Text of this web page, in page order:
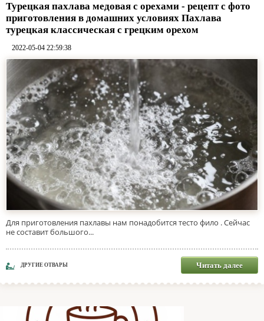
Турецкая пахлава медовая с орехами - рецепт с фото
приготовления в домашних условиях Пахлава
турецкая классическая с грецким орехом
2022-05-04 22:59:38
Для приготовления пахлавы нам понадобится тесто фило . Сейчас
не составит большого...
ДРУГИЕ ОТВАРЫ Читать далее